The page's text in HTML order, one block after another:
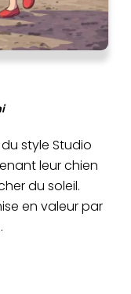
style Studio
leur chien
du soleil.
en valeur par